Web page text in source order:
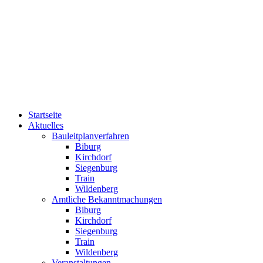
Startseite
Aktuelles
Bauleitplanverfahren
Biburg
Kirchdorf
Siegenburg
Train
Wildenberg
Amtliche Bekanntmachungen
Biburg
Kirchdorf
Siegenburg
Train
Wildenberg